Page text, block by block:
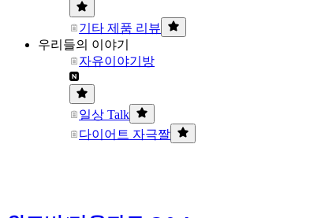
기타 제품 리뷰
우리들의 이야기
자유이야기방
일상 Talk
다이어트 자극짤